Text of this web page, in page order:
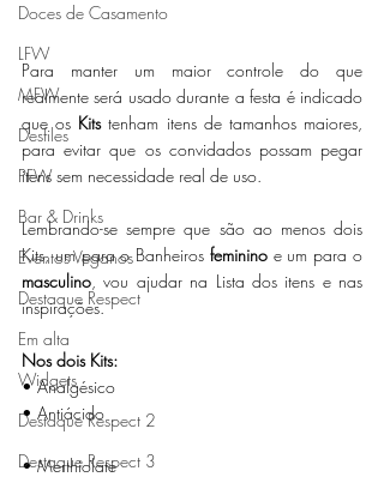
Doces de Casamento
LFW
MFW
Desfiles
PFW
Bar & Drinks
Eventos Veganos
Destaque Respect
Em alta
Widgets
Destaque Respect 2
Destaque Respect 3
Para manter um maior controle do que
realmente será usado durante a festa é indicado
que os Kits tenham itens de tamanhos maiores,
para evitar que os convidados possam pegar
itens sem necessidade real de uso.
Lembrando-se sempre que são ao menos dois
Kits, um para o Banheiros feminino
masculino , vou ajudar na Lista dos itens e nas
inspirações.
Nos dois Kits:
• Analgésico
• Antiácido
• Merthiolate